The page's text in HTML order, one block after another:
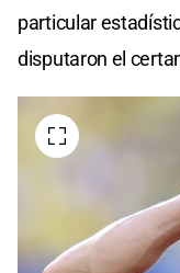
particular
disputaron el